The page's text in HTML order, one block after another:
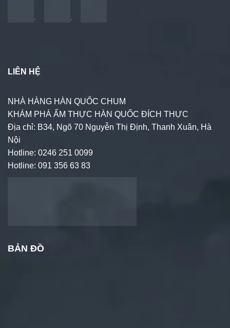
. .
LIÊN HỆ
NHÀ HÀNG HÀN QUỐC CHUM
KHÁM PHÁ ẨM THỰC HÀN QUỐC ĐÍCH THỰC
Địa chỉ: B34, Ngõ 70 Nguyễn Thị Định, Thanh Xuân, Hà
Nội
Hotline: 0246 251 0099
Hotline: 091 356 63 83
BẢN ĐỒ